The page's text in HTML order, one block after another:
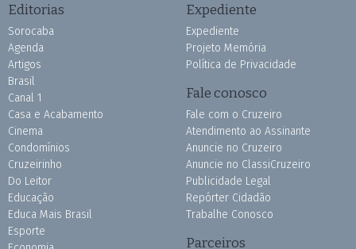
Editorias
Sorocaba
Agenda
Artigos
Brasil
Canal 1
Casa e Acabamento
Cinema
Condomínios
Cruzeirinho
Do Leitor
Educação
Educa Mais Brasil
Esporte
Expediente
Expediente
Projeto Memória
Política de Privacidade
Fale conosco
Fale com o Cruzeiro
Atendimento ao Assinante
Anuncie no Cruzeiro
Anuncie no ClassiCruzeiro
Publicidade Legal
Repórter Cidadão
Trabalhe Conosco
Parceiros